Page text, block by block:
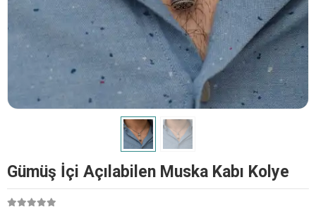
Gümüş İçi Açılabilen Muska Kabı Kolye